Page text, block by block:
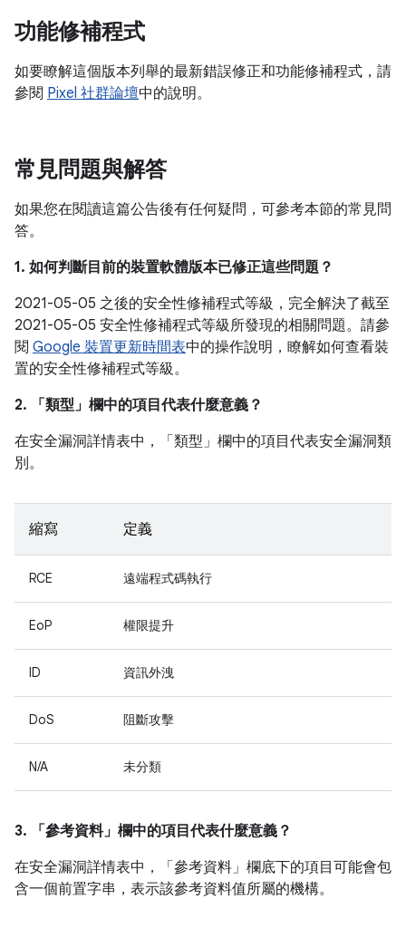
功能修補程式
如要瞭解這個版本列舉的最新錯誤修正和功能修補程式，請
參閱 Pixel 社群論壇中的說明。
常見問題與解答
如果您在閱讀這篇公告後有任何疑問，可參考本節的常見問
答。
1. 如何判斷目前的裝置軟體版本已修正這些問題？
2021-05-05 之後的安全性修補程式等級，完全解決了截至
2021-05-05 安全性修補程式等級所發現的相關問題。請參
閱 Google 裝置更新時間表中的操作說明，瞭解如何查看裝
置的安全性修補程式等級。
2. 「類型」 欄中的項目代表什麼意義？
在安全漏洞詳情表中，「類型」 欄中的項目代表安全漏洞類
別。
縮寫 定義
RCE 遠端程式碼執行
EoP 權限提升
ID 資訊外洩
DoS 阻斷攻擊
N/A 未分類
3. 「參考資料」 欄中的項目代表什麼意義？
在安全漏洞詳情表中，「參考資料」 欄底下的項目可能會包
含一個前置字串，表示該參考資料值所屬的機構。